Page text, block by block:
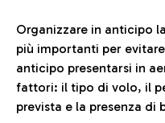
Organizzare in anticipo
più importanti per
anticipo presentarsi in
fattori: il tipo di volo, il
prevista e la presenza di